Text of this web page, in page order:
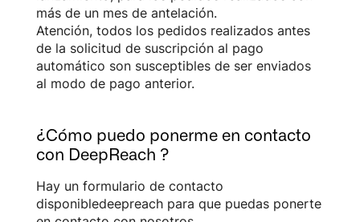
más de un mes de antelación.
Atención, todos los pedidos realizados antes
de la solicitud de suscripción al pago
automático son susceptibles de ser enviados
al modo de pago anterior.
¿Cómo puedo ponerme en contacto
con DeepReach ?
Hay un formulario de contacto
disponibledeepreach para que puedas ponerte